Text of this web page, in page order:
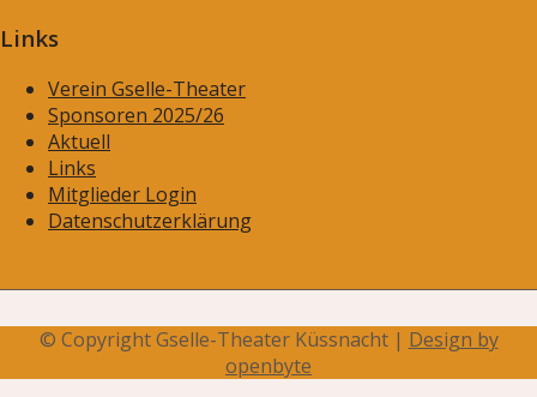
Links
Verein Gselle-Theater
Sponsoren 2025/26
Aktuell
Links
Mitglieder Login
Datenschutzerklärung
© Copyright Gselle-Theater Küssnacht | Design by
openbyte